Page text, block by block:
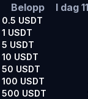
Belopp
I dag
0.5 USDT
1 USDT
5 USDT
10 USDT
50 USDT
100 USDT
500 USDT